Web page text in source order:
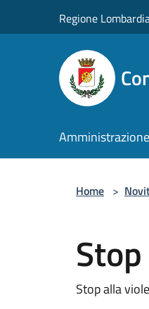
Regione
Amministrazione
Home >
Stop alla